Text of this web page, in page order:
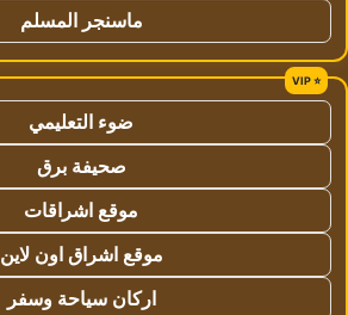
ماسنجر المسلم
ضوء التعليمي
صحيفة برق
موقع اشراقات
موقع اشراق اون لاين
اركان سياحة وسفر